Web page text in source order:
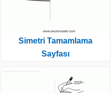
Simetri Tamamlama
Sayfası